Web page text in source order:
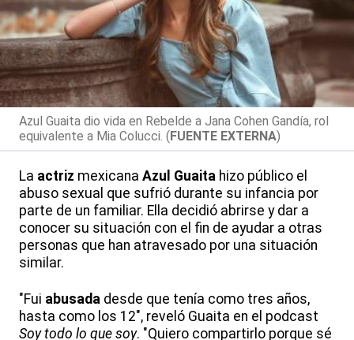
Azul Guaita dio vida en Rebelde a Jana Cohen Gandía, rol
equivalente a Mia Colucci. (FUENTE EXTERNA)
La actriz mexicana Azul Guaita hizo público el
abuso sexual que sufrió durante su infancia por
parte de un familiar. Ella decidió abrirse y dar a
conocer su situación con el fin de ayudar a otras
personas que han atravesado por una situación
similar.
"Fui abusada desde que tenía como tres años,
hasta como los 12", reveló Guaita en el podcast
Soy todo lo que soy. "Quiero compartirlo porque sé